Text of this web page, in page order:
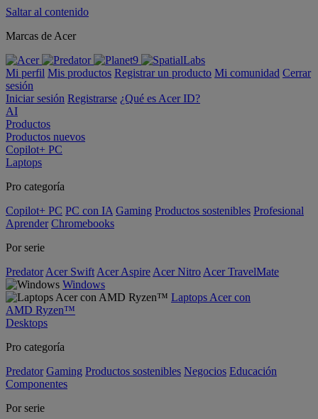
Saltar al contenido
Marcas de Acer
Mi perfil Mis productos Registrar un producto Mi comunidad Cerrar
sesión
Iniciar sesión Registrarse ¿Qué es Acer ID?
AI
Productos
Productos nuevos
Copilot+ PC
Laptops
Pro categoría
Copilot+ PC PC con IA Gaming Productos sostenibles Profesional
Aprender Chromebooks
Por serie
Predator Acer Swift Acer Aspire Acer Nitro Acer TravelMate
Windows
Laptops Acer con
AMD Ryzen™
Desktops
Pro categoría
Predator Gaming Productos sostenibles Negocios Educación
Componentes
Por serie